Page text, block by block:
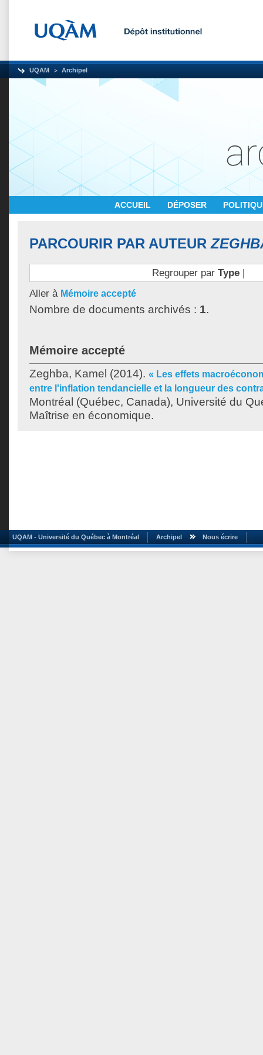
UQAM Archipel
ACCUEIL DÉPOSER
PARCOURIR PAR AUTEUR
Regrouper par Type|
Aller à Mémoire accepté
Nombre de documents archivés : 1.
Mémoire accepté
Zeghba, Kamel (2014). « Les effets
entre l'inflation tendancielle et la longueur des
Montréal (Québec, Canada), Université du
Maîtrise en économique.
UQAM - Université du Québec à Montréal Archipel Nous écrire